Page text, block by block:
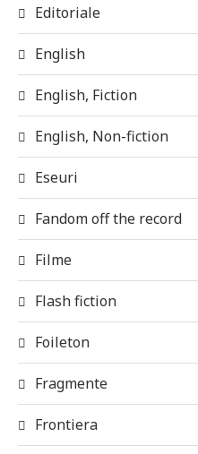
Editoriale
English
English, Fiction
English, Non-fiction
Eseuri
Fandom off the record
Filme
Flash fiction
Foileton
Fragmente
Frontiera